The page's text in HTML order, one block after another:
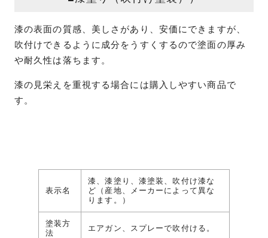
漆の表面の質感、美しさがあり、安価にできますが、
吹付けできるように成分をうすくするので塗面の厚み
や耐久性は落ちます。
漆の見栄えを重視する場合には購入しやすい商品で
す。
表示名
漆、漆塗り、漆塗装、吹付け漆な
ど（産地、メーカーによって異な
ります。）
塗装方
法
エアガン、スプレーで吹付ける。